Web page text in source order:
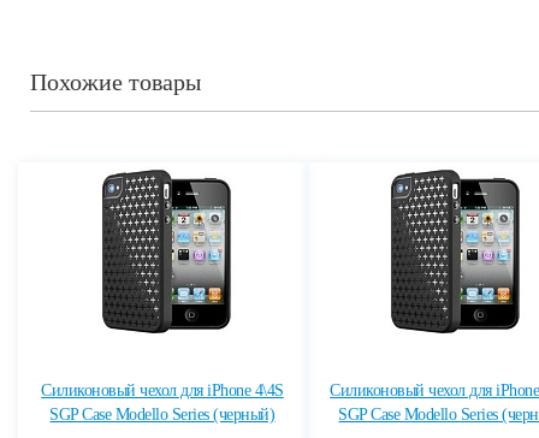
Похожие товары
Силиконовый чехол для iPhone 4\4S
SGP Case Modello Series (черный)
Силиконовый чехол для
SGP Case Modello Series